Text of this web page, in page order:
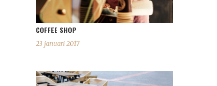
COFFEE SHOP
23 januari 2017